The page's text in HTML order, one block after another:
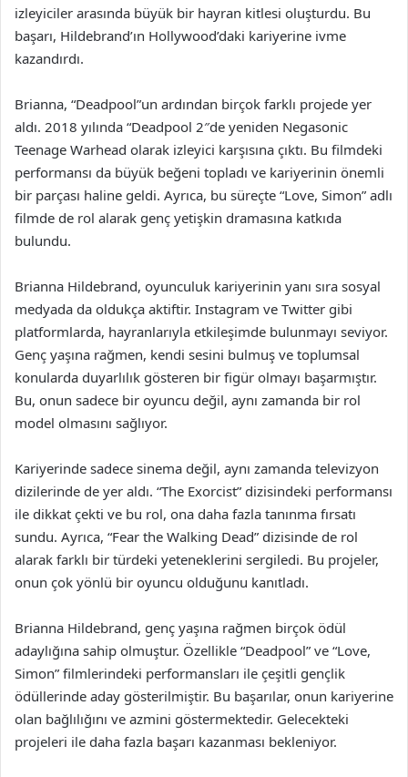
izleyiciler arasında büyük bir hayran kitlesi oluşturdu. Bu
başarı, Hildebrand’ın Hollywood’daki kariyerine ivme
kazandırdı.
Brianna, “Deadpool”un ardından birçok farklı projede yer
aldı. 2018 yılında “Deadpool 2″de yeniden Negasonic
Teenage Warhead olarak izleyici karşısına çıktı. Bu filmdeki
performansı da büyük beğeni topladı ve kariyerinin önemli
bir parçası haline geldi. Ayrıca, bu süreçte “Love, Simon” adlı
filmde de rol alarak genç yetişkin dramasına katkıda
bulundu.
Brianna Hildebrand, oyunculuk kariyerinin yanı sıra sosyal
medyada da oldukça aktiftir. Instagram ve Twitter gibi
platformlarda, hayranlarıyla etkileşimde bulunmayı seviyor.
Genç yaşına rağmen, kendi sesini bulmuş ve toplumsal
konularda duyarlılık gösteren bir figür olmayı başarmıştır.
Bu, onun sadece bir oyuncu değil, aynı zamanda bir rol
model olmasını sağlıyor.
Kariyerinde sadece sinema değil, aynı zamanda televizyon
dizilerinde de yer aldı. “The Exorcist” dizisindeki performansı
ile dikkat çekti ve bu rol, ona daha fazla tanınma fırsatı
sundu. Ayrıca, “Fear the Walking Dead” dizisinde de rol
alarak farklı bir türdeki yeteneklerini sergiledi. Bu projeler,
onun çok yönlü bir oyuncu olduğunu kanıtladı.
Brianna Hildebrand, genç yaşına rağmen birçok ödül
adaylığına sahip olmuştur. Özellikle “Deadpool” ve “Love,
Simon” filmlerindeki performansları ile çeşitli gençlik
ödüllerinde aday gösterilmiştir. Bu başarılar, onun kariyerine
olan bağlılığını ve azmini göstermektedir. Gelecekteki
projeleri ile daha fazla başarı kazanması bekleniyor.